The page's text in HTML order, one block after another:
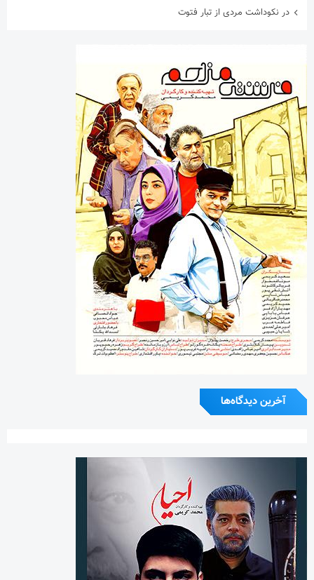
در نکوداشت مردی از تبار فتوت
آخرین دیدگاه‌ها